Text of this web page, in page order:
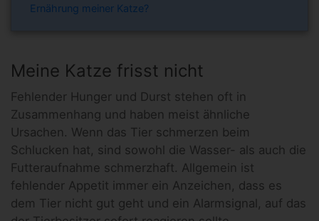
Ernährung meiner Katze?
Meine Katze frisst nicht
Fehlender Hunger und Durst stehen oft in
Zusammenhang und haben meist ähnliche
Ursachen. Wenn das Tier schmerzen beim
Schlucken hat, sind sowohl die Wasser- als auch die
Futteraufnahme schmerzhaft. Allgemein ist
fehlender Appetit immer ein Anzeichen, dass es
dem Tier nicht gut geht und ein Alarmsignal, auf das